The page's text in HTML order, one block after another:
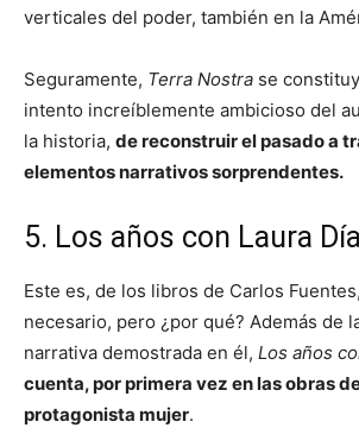
verticales del poder, también en la
Seguramente, Terra Nostra se
intento increíblemente ambicioso del
la historia, de reconstruir el pasado a
elementos narrativos sorprendentes.
5. Los años con Laura
Este es, de los libros de Carlos
necesario, pero ¿por qué? Además de
narrativa demostrada en él, Los años
cuenta, por primera vez en las obras
protagonista mujer.